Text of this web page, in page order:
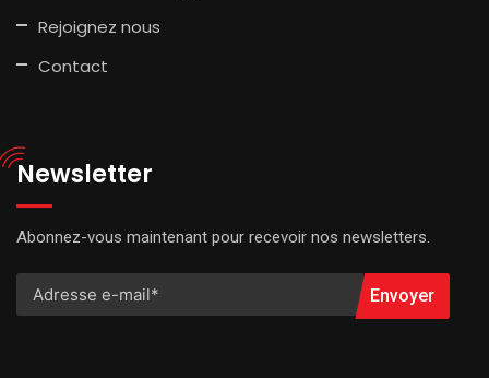
Rejoignez nous
Contact
Newsletter
Abonnez-vous maintenant pour recevoir nos newsletters.
Envoyer